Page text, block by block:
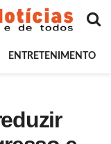
ENTRETENIMENTO